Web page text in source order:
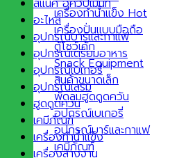
เครื่องทำน้ำแข็ง
เครื่องปั่นแบบมือถือ
ตู้โชว์เค้ก
Snack Equipment
สินค้าขนาดเล็ก
พัดลมฮูดดูดควัน
อุปกรณ์เบเกอรี่
อุปกรณ์บาร์และกาแฟ
เคมีภัณฑ์
สแน็ค อีควิปเม้นท์
อะไหล่
อุปกรณ์บาร์และกาแฟ
อุปกรณ์เตรียมอาหาร
อุปกรณ์เบเกอรี่
อุปกรณ์เสริม
ฮูดดูดควัน
เคมีภัณฑ์
เครื่องทำน้ำแข็ง
เครื่องล้างจาน